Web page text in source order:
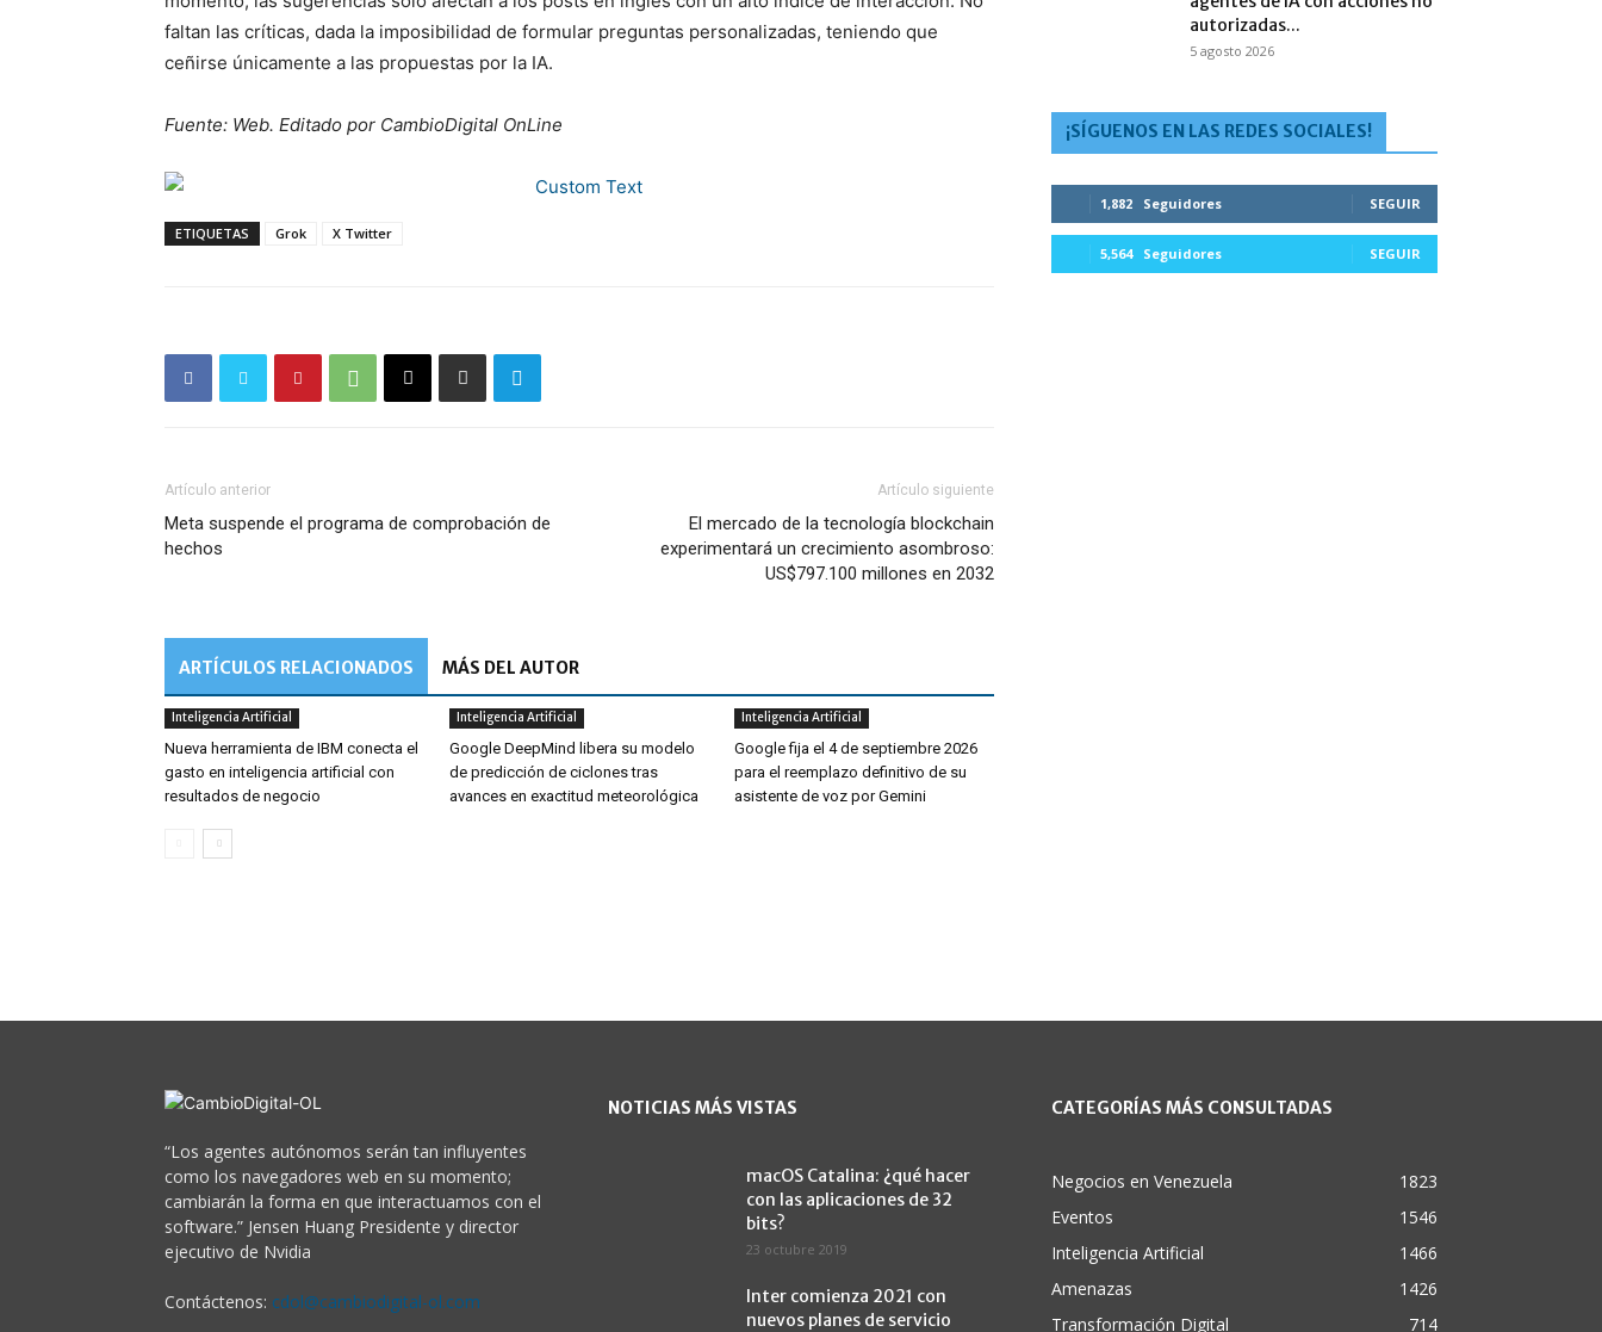
faltan las críticas, dada la imposibilidad de formular preguntas personalizadas, teniendo que
ceñirse únicamente a las propuestas por la IA.
Fuente: Web. Editado por CambioDigital OnLine
ETIQUETAS Grok X Twitter
Artículo anterior
Meta suspende el programa de comprobación de
hechos
Artículo siguiente
El mercado de la tecnología blockchain
experimentará un crecimiento asombroso:
US$797.100 millones en 2032
ARTÍCULOS RELACIONADOS MÁS DEL AUTOR
Inteligencia Artificial
Nueva herramienta de IBM conecta el
gasto en inteligencia artificial con
resultados de negocio
Inteligencia Artificial
Google DeepMind libera su modelo
de predicción de ciclones tras
avances en exactitud meteorológica
Inteligencia Artificial
Google fija el 4 de septiembre 2026
para el reemplazo definitivo de su
asistente de voz por Gemini
autorizadas...
5 agosto 2026
¡SÍGUENOS EN LAS REDES SOCIALES!
1,882 Seguidores SEGUIR
5,564 Seguidores SEGUIR
“Los agentes autónomos serán tan influyentes
como los navegadores web en su momento;
cambiarán la forma en que interactuamos con el
software.” Jensen Huang Presidente y director
ejecutivo de Nvidia
Contáctenos: cdol@cambiodigital-ol.com
NOTICIAS MÁS VISTAS
macOS Catalina: ¿qué hacer
con las aplicaciones de 32
bits?
23 octubre 2019
Inter comienza 2021 con
nuevos planes de servicio
CATEGORÍAS MÁS CONSULTADAS
Negocios en Venezuela
1823
Eventos
1546
Inteligencia Artificial
1466
Amenazas
1426
Transformación Digital
714